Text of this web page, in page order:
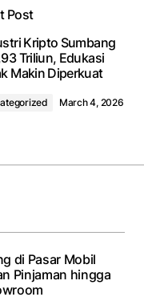
Post
Kripto Sumbang
Triliun, Edukasi
Makin Diperkuat
March 4, 2026
di Pasar Mobil
Pinjaman hingga